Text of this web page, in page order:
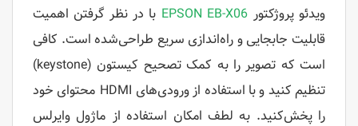
ویدئو پروژکتور EPSON EB-X06 با در نظر گرفتن اهمیت
قابلیت جابجایی و راه‌اندازی سریع طراحی‌شده است. کافی
است که تصویر را به کمک تصحیح کیستون (keystone)
تنظیم کنید و با استفاده از ورودی‌های HDMI محتوای خود
را پخش‌کنید. به لطف امکان استفاده از ماژول وایرلس